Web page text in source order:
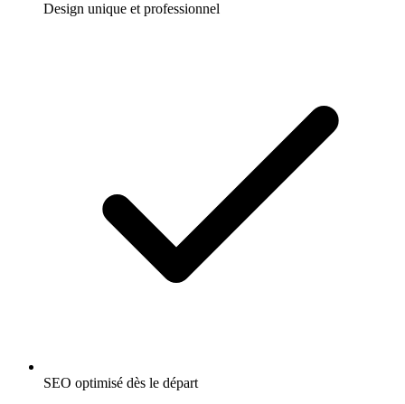
Design unique et professionnel
SEO optimisé dès le départ